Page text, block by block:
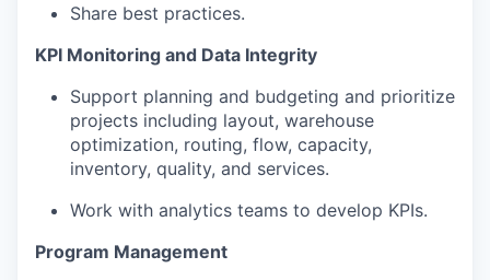
Share best practices.
KPI Monitoring and Data Integrity
Support planning and budgeting and prioritize
projects including layout, warehouse
optimization, routing, flow, capacity,
inventory, quality, and services.
Work with analytics teams to develop KPIs.
Program Management